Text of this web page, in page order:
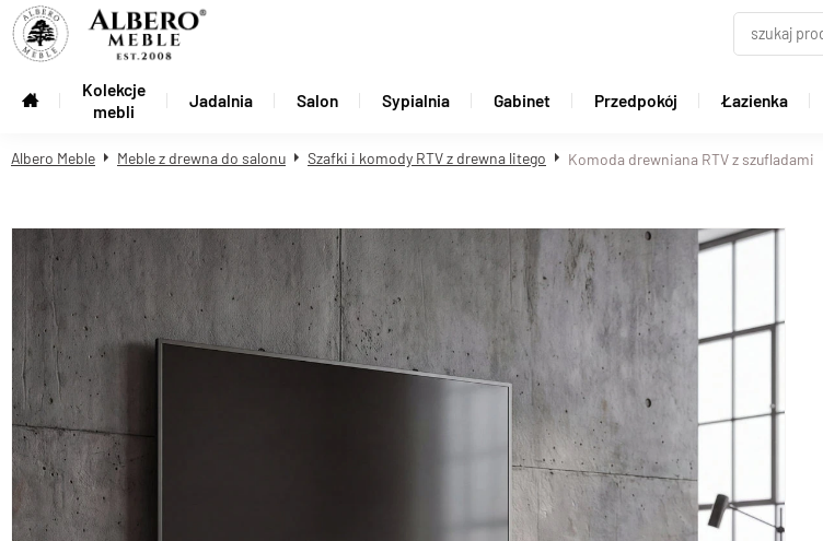
Kolekcje
mebli
Jadalnia Salon Sypialnia Gabinet Przedpokój Łazienka
Albero Meble Meble z drewna do salonu Szafki i komody RTV z drewna litego Komoda drewniana RTV z szufladami